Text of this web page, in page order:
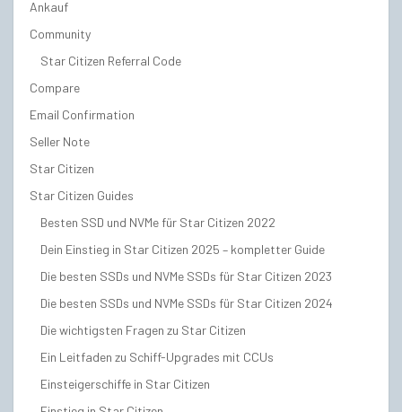
Ankauf
Community
Star Citizen Referral Code
Compare
Email Confirmation
Seller Note
Star Citizen
Star Citizen Guides
Besten SSD und NVMe für Star Citizen 2022
Dein Einstieg in Star Citizen 2025 – kompletter Guide
Die besten SSDs und NVMe SSDs für Star Citizen 2023
Die besten SSDs und NVMe SSDs für Star Citizen 2024
Die wichtigsten Fragen zu Star Citizen
Ein Leitfaden zu Schiff-Upgrades mit CCUs
Einsteigerschiffe in Star Citizen